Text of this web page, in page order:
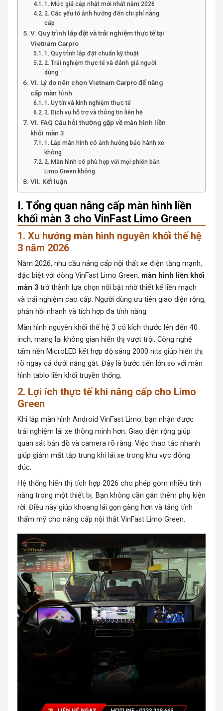
1. Mức giá cập nhật mới nhất năm 2026
2. Các yếu tố ảnh hưởng đến chi phí nâng
cấp
V. Quy trình lắp đặt và trải nghiệm thực tế tại
Vietnam Carpro
1. Quy trình lắp đặt chuẩn kỹ thuật
2. Trải nghiệm thực tế và đánh giá người
dùng
VI. Lý do nên chọn Vietnam Carpro để nâng
cấp màn hình
1. Uy tín và kinh nghiệm thực tế
2. Dịch vụ hỗ trợ và thông tin liên hệ
VI. FAQ Câu hỏi thường gặp về màn hình liền
khối màn 3
1. Lắp màn hình có ảnh hưởng bảo hành xe
không
2. Màn hình có phù hợp với mọi phiên bản
Limo Green không
VII. Kết luận
I. Tổng quan nâng cấp màn hình liền
khối màn 3 cho VinFast Limo Green
1. Xu hướng màn hình nguyên khối thế hệ
3 năm 2026
Năm 2026, nhu cầu nâng cấp nội thất xe điện tăng mạnh,
đặc biệt với dòng VinFast Limo Green. màn hình liền khối
màn 3 trở thành lựa chọn nổi bật nhờ thiết kế liền mạch
và trải nghiệm cao cấp. Người dùng ưu tiên giao diện rộng,
phản hồi nhanh và tích hợp đa tính năng.
Màn hình nguyên khối thế hệ 3 có kích thước lên đến 40
inch, mang lại không gian hiển thị vượt trội. Công nghệ
tấm nền MicroLED kết hợp độ sáng 2000 nits giúp hiển thị
rõ ngay cả dưới nắng gắt. Đây là bước tiến lớn so với màn
hình tablo liền khối truyền thống.
2. Lợi ích thực tế khi nâng cấp cho Limo
Green
Khi lắp màn hình Android VinFast Limo, bạn nhận được
trải nghiệm lái xe thông minh hơn. Giao diện rộng giúp
quan sát bản đồ và camera rõ ràng. Việc thao tác nhanh
giúp giảm mất tập trung khi lái xe trong khu vực đông
đúc.
Hệ thống hiển thị tích hợp 2026 cho phép gom nhiều tính
năng trong một thiết bị. Bạn không cần gắn thêm phụ kiện
rời. Điều này giúp khoang lái gọn gàng hơn và tăng tính
thẩm mỹ cho nâng cấp nội thất VinFast Limo Green.